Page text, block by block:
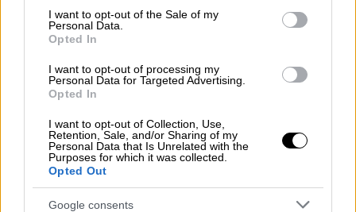
consent section.
I want to opt-out of the Sale of my
Personal Data.
Opted In
I want to opt-out of processing my
Personal Data for Targeted Advertising.
Opted In
I want to opt-out of Collection, Use,
Retention, Sale, and/or Sharing of my
Personal Data that Is Unrelated with the
Purposes for which it was collected.
Opted Out
Google consents
χαρακτηρίζοντας τις κατηγορίες «εντελώς
κατασκευασμένες».
Σβετλάνα Μπούρτσεβα, η οποία απέκτησε
την εσθονική υπηκοότητα το 1994,
ειδησεογραφικούς ιστότοπους
ελέγχονται από τον ρωσικό όμιλο μέσων
ενημέρωσης Rossiya Segodnya.